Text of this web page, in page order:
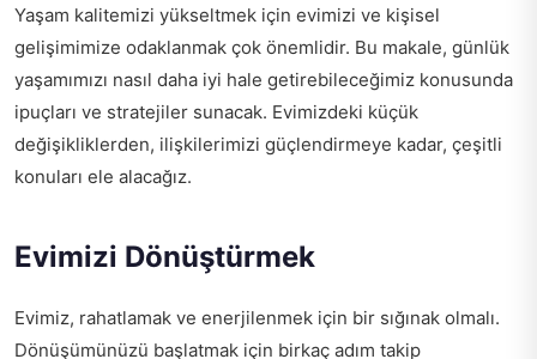
Yaşam kalitemizi yükseltmek için evimizi ve kişisel
gelişimimize odaklanmak çok önemlidir. Bu makale, günlük
yaşamımızı nasıl daha iyi hale getirebileceğimiz konusunda
ipuçları ve stratejiler sunacak. Evimizdeki küçük
değişikliklerden, ilişkilerimizi güçlendirmeye kadar, çeşitli
konuları ele alacağız.
Evimizi Dönüştürmek
Evimiz, rahatlamak ve enerjilenmek için bir sığınak olmalı.
Dönüşümünüzü başlatmak için birkaç adım takip